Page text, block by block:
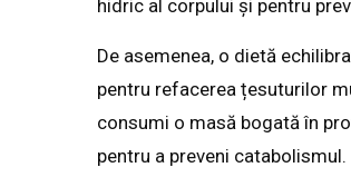
hidric al corpului și pentru
De asemenea, o dietă
pentru refacerea țesuturilor
consumi o masă bogată în
pentru a preveni catabolismul.